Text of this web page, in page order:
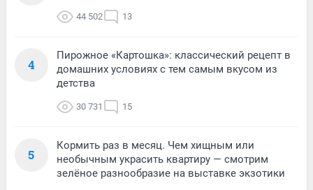
44 502 13
4
Пирожное «Картошка»: классический рецепт в
домашних условиях с тем самым вкусом из
детства
30 731 15
5
Кормить раз в месяц. Чем хищным или
необычным украсить квартиру — смотрим
зелёное разнообразие на выставке экзотики